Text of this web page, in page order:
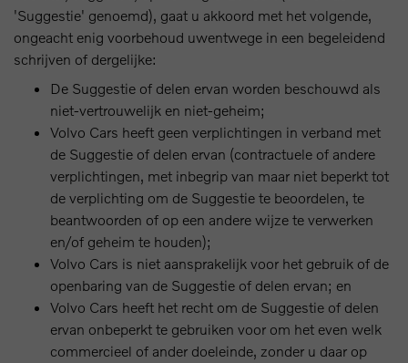
'Suggestie' genoemd), gaat u akkoord met het volgende,
ongeacht enig voorbehoud uwentwege in een begeleidend
schrijven of dergelijke:
De Suggestie of delen ervan worden beschouwd als
niet-vertrouwelijk en niet-geheim;
Volvo Cars heeft geen verplichtingen in verband met
de Suggestie of delen ervan (contractuele of andere
verplichtingen, met inbegrip van maar niet beperkt tot
de verplichting om de Suggestie te beoordelen, te
beantwoorden of op een andere wijze te verwerken
en/of geheim te houden);
Volvo Cars is niet aansprakelijk voor het gebruik of de
openbaring van de Suggestie of delen ervan; en
Volvo Cars heeft het recht om de Suggestie of delen
ervan onbeperkt te gebruiken voor om het even welk
commercieel of ander doeleinde, zonder u daar op